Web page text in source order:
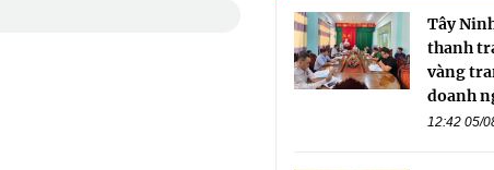
Tây
thanh
vàng
doanh
12:42 05/